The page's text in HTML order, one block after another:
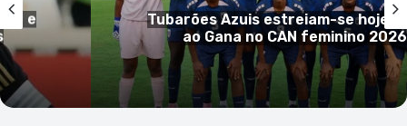
frente
Amílcar Graça denuncia
encerramento do Pro Tour;
críticas e nega